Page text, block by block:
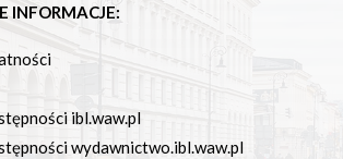
INFORMACJE:
ibl.waw.pl
wydawnictwo.ibl.waw.pl